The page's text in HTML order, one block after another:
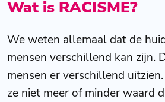
Wat is RACISME?
We weten allemaal dat de
mensen verschillend kan zijn.
mensen er verschillend
ze niet meer of minder waard